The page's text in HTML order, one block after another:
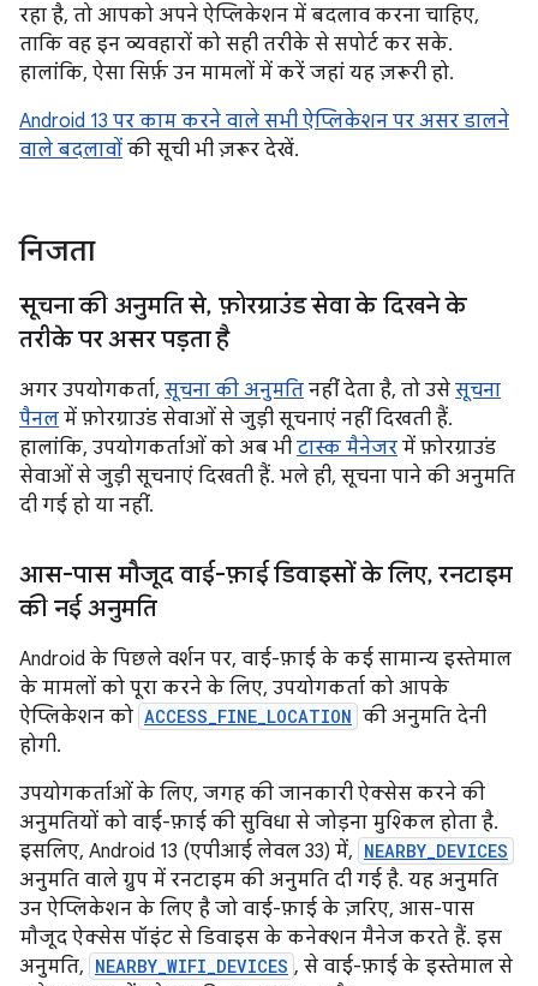
रहा है, तो आपको अपने ऐप्लिकेशन में बदलाव करना चाहिए,
ताकि वह इन व्यवहारों को सही तरीके से सपोर्ट कर सके.
हालांकि, ऐसा सिर्फ़ उन मामलों में करें जहां यह ज़रूरी हो.
Android 13 पर काम करने वाले सभी ऐप्लिकेशन पर असर डालने
वाले बदलावों की सूची भी ज़रूर देखें.
निजता
सूचना की अनुमति से, फ़ोरग्राउंड सेवा के दिखने के
तरीके पर असर पड़ता है
अगर उपयोगकर्ता, सूचना की अनुमति नहीं देता है, तो उसे सूचना
पैनल में फ़ोरग्राउंड सेवाओं से जुड़ी सूचनाएं नहीं दिखती हैं.
हालांकि, उपयोगकर्ताओं को अब भी टास्क मैनेजर में फ़ोरग्राउंड
सेवाओं से जुड़ी सूचनाएं दिखती हैं. भले ही, सूचना पाने की अनुमति
दी गई हो या नहीं.
आस-पास मौजूद वाई-फ़ाई डिवाइसों के लिए, रनटाइम
की नई अनुमति
Android के पिछले वर्शन पर, वाई-फ़ाई के कई सामान्य इस्तेमाल
के मामलों को पूरा करने के लिए, उपयोगकर्ता को आपके
ऐप्लिकेशन को ACCESS_FINE_LOCATION की अनुमति देनी
होगी.
उपयोगकर्ताओं के लिए, जगह की जानकारी ऐक्सेस करने की
अनुमतियों को वाई-फ़ाई की सुविधा से जोड़ना मुश्किल होता है.
इसलिए, Android 13 (एपीआई लेवल 33) में, NEARBY_DEVICES
अनुमति वाले ग्रुप में रनटाइम की अनुमति दी गई है. यह अनुमति
उन ऐप्लिकेशन के लिए है जो वाई-फ़ाई के ज़रिए, आस-पास
मौजूद ऐक्सेस पॉइंट से डिवाइस के कनेक्शन मैनेज करते हैं. इस
अनुमति, NEARBY_WIFI_DEVICES , से वाई-फ़ाई के इस्तेमाल से